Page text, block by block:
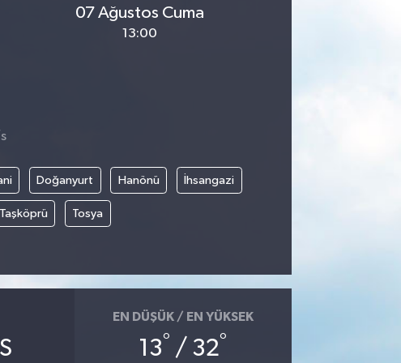
07 Ağustos Cuma
13:00
Doğanyurt Hanönü İhsangazi
Taşköprü Tosya
EN DÜŞÜK / EN YÜKSEK
13° / 32°